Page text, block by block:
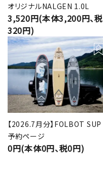
オリジナルNALGEN 1.0L
3,520円(本体3,200円、税
320円)
【2026.7月分】FOLBOT SUP
予約ページ
0円(本体0円、税0円)